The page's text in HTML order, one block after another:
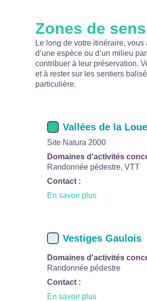
Zones de
Le long de votre itinéraire,
d’une espèce ou d’un milieu
contribuer à leur préservation.
et à rester sur les sentiers
particulière.
Vallées de la
Site Natura 2000
Domaines d'activités
Randonnée pédestre, VTT
Contact :
En savoir plus
Vestiges Gaulois
Domaines d'activités
Randonnée pédestre
Contact :
En savoir plus